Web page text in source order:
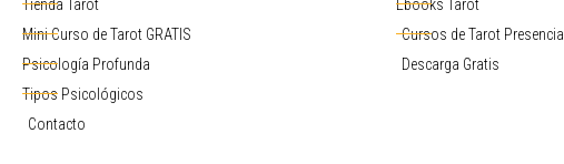
Tienda Tarot
Mini Curso de Tarot GRATIS
Psicología Profunda
Tipos Psicológicos
Contacto
Ebooks Tarot
Cursos de Tarot Presencial
Descarga Gratis